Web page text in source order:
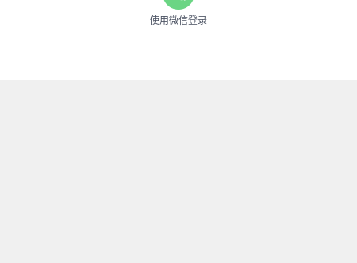
使用微信登录